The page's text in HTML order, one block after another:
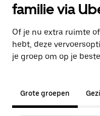
familie via
Of je nu extra ruimte
hebt, deze
je groep om op je
Grote groepen